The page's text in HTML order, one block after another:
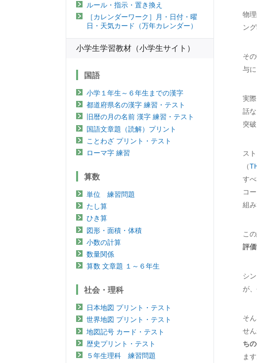
物
ン
そ
与
実
話
突
ス
（
す
コ
組
こ
評
シ
が
そ
せ
ち
ます
ルール・指示・置き換え
［カレンダーワーク］月・日付・曜
日・天気カード（万年カレンダー）
小学生学習教材（小学生サイト）
国語
小学１年生～６年生までの漢字
都道府県名の漢字 練習・テスト
旧暦の月の名前 漢字 練習・テスト
国語文章題（読解）プリント
ことわざ プリント・テスト
ローマ字 練習
算数
単位 練習問題
たし算
ひき算
図形・面積・体積
小数の計算
数量関係
算数 文章題 １～６年生
社会・理科
日本地図 プリント・テスト
世界地図 プリント・テスト
地図記号 カード・テスト
歴史プリント・テスト
５年生理科 練習問題